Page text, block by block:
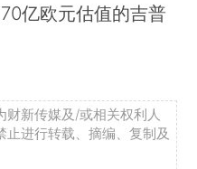
亿欧元估值的吉普
财新传媒及/或相关权利人
进行转载、摘编、复制及